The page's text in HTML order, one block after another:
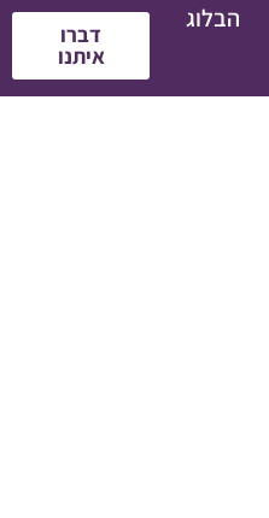
הבלוג
דברו
איתנו